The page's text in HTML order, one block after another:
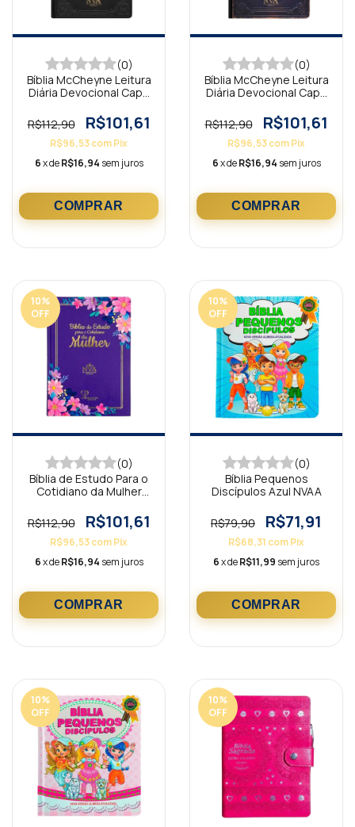
(0)
Bíblia McCheyne Leitura
Diária Devocional Capa
R$112,90
R$101,61
R$96,53comPix
6x deR$16,94 sem juros
(0)
Bíblia McCheyne Leitura
Diária Devocional Capa
R$112,90
R$101,61
R$96,53comPix
6x deR$16,94 sem juros
10%
OFF
(0)
Bíblia de Estudo Para o
Cotidiano da Mulher
R$112,90
R$101,61
R$96,53comPix
6x deR$16,94 sem juros
10%
OFF
(0)
Bíblia Pequenos
Discípulos Azul NVAA
R$79,90 R$71,91
R$68,31 comPix
6x deR$11,99 sem juros
10%
OFF
10%
OFF